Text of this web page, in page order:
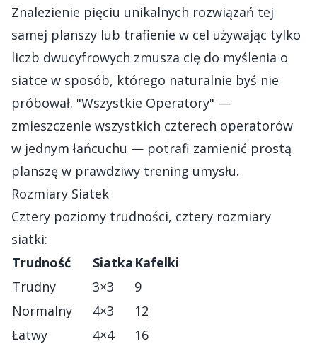
Znalezienie pięciu unikalnych rozwiązań tej
samej planszy lub trafienie w cel używając tylko
liczb dwucyfrowych zmusza cię do myślenia o
siatce w sposób, którego naturalnie byś nie
próbował. "Wszystkie Operatory" —
zmieszczenie wszystkich czterech operatorów
w jednym łańcuchu — potrafi zamienić prostą
planszę w prawdziwy trening umysłu.
Rozmiary Siatek
Cztery poziomy trudności, cztery rozmiary
siatki:
Trudność
Siatka Kafelki
Trudny
3×3
9
Normalny
4×3
12
Łatwy
4×4
16